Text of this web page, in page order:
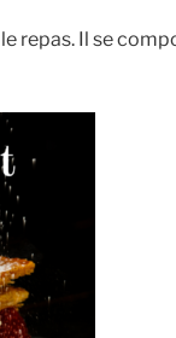
repas. Il se